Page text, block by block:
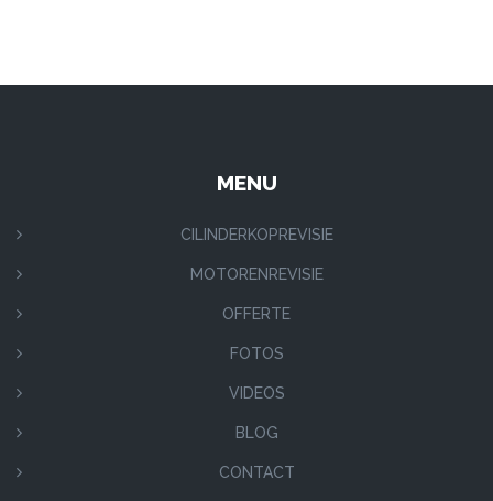
MENU
CILINDERKOPREVISIE
MOTORENREVISIE
OFFERTE
FOTOS
VIDEOS
BLOG
CONTACT